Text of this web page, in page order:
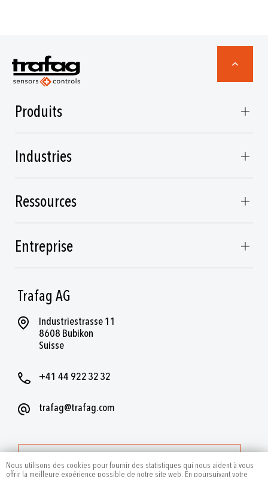
Nous utilisons des cookies pour fournir des statistiques qui nous aident à vous
offrir la meilleure expérience possible de notre site web. En poursuivant votre
Trafag AG
Industriestrasse 11
8608 Bubikon
Suisse
+41 44 922 32 32
trafag@trafag.com
PLUS DE CONTACTS
Produits
Industries
Ressources
Entreprise